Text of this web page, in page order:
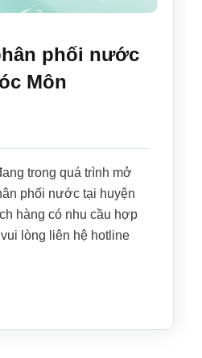
phối nước
Môn
trong quá trình mở
phối nước tại huyện
hàng có nhu cầu hợp
lòng liên hệ hotline